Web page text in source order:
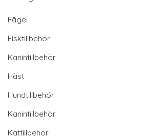
Fågel
Fisktillbehör
Kanintillbehör
Häst
Hundtillbehör
Kanintillbehör
Kattillbehör